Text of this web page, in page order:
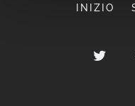
INIZIO